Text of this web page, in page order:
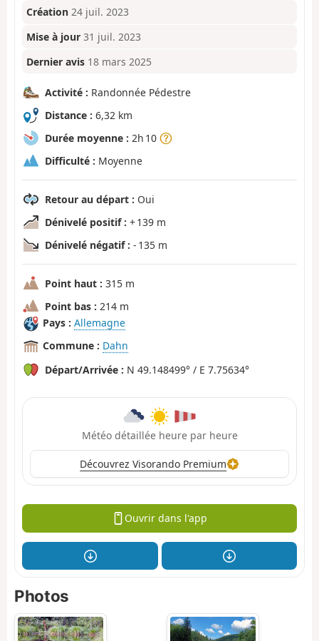
Création 24 juil. 2023
Mise à jour 31 juil. 2023
Dernier avis 18 mars 2025
Activité : Randonnée Pédestre
Distance : 6,32 km
Durée moyenne : 2h 10
Difficulté : Moyenne
Retour au départ : Oui
Dénivelé positif : + 139 m
Dénivelé négatif : - 135 m
Point haut : 315 m
Point bas : 214 m
Pays : Allemagne
Commune : Dahn
Départ/Arrivée : N 49.148499° / E 7.75634°
Météo détaillée heure par heure
Découvrez Visorando Premium
Ouvrir dans l'app
Photos